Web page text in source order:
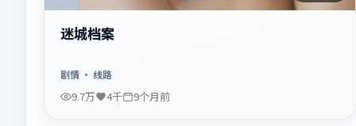
迷城档案
剧情· 线路
9.7万 4千 9个月前